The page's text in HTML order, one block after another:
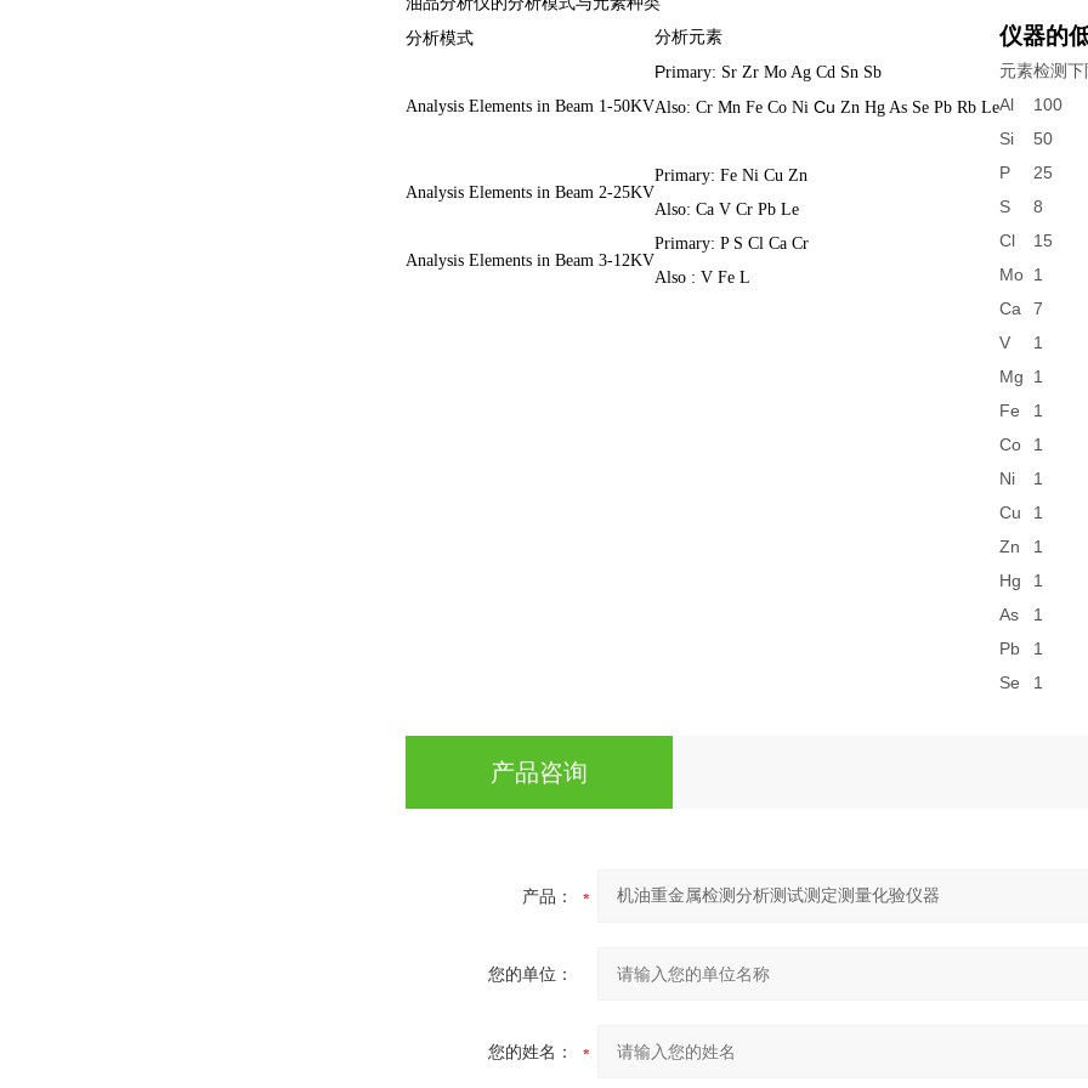
分析模式
分析元素
Analysis Elements in Beam 1-50KV
Primary: Sr Zr Mo Ag Cd Sn Sb
Also: Cr Mn Fe Co Ni Cu Zn Hg As Se Pb Rb Le
Analysis Elements in Beam 2-25KV
Primary: Fe Ni Cu Zn
Also: Ca V Cr Pb Le
Analysis Elements in Beam 3-12KV
Primary: P S Cl Ca Cr
Also : V Fe L
仪器的
元素检测下
Al
100
Si
50
P
25
S
8
Cl
15
Mo 1
Ca
7
V
1
Mg
1
Fe
1
Co
1
Ni
1
Cu
1
Zn
1
Hg
1
As
1
Pb
1
Se
1
产品咨询
产品：
您的单位：
您的姓名：